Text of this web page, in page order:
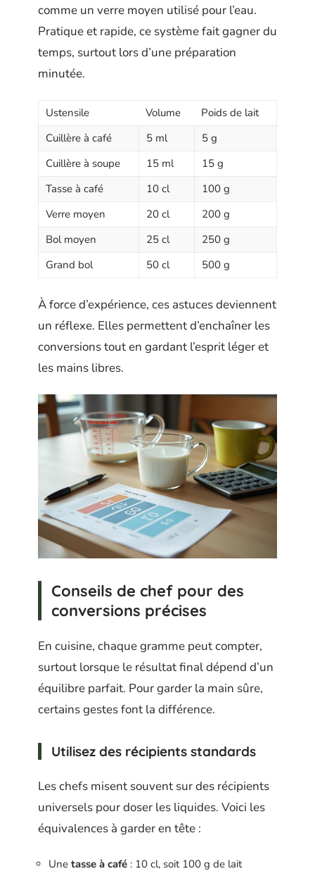
comme un verre moyen utilisé pour l’eau.
Pratique et rapide, ce système fait gagner du
temps, surtout lors d’une préparation
minutée.
Ustensile Volume
Poids de lait
Cuillère à café
5 ml
5 g
Cuillère à soupe
15 ml
15 g
Tasse à café
10 cl
100 g
Verre moyen
20 cl
200 g
Bol moyen
25 cl
250 g
Grand bol
50 cl 500 g
À force d’expérience, ces astuces deviennent
un réflexe. Elles permettent d’enchaîner les
conversions tout en gardant l’esprit léger et
les mains libres.
Conseils de chef pour des
conversions précises
En cuisine, chaque gramme peut compter,
surtout lorsque le résultat final dépend d’un
équilibre parfait. Pour garder la main sûre,
certains gestes font la différence.
Utilisez des récipients standards
Les chefs misent souvent sur des récipients
universels pour doser les liquides. Voici les
équivalences à garder en tête :
Une tasse à café : 10 cl, soit 100 g de lait